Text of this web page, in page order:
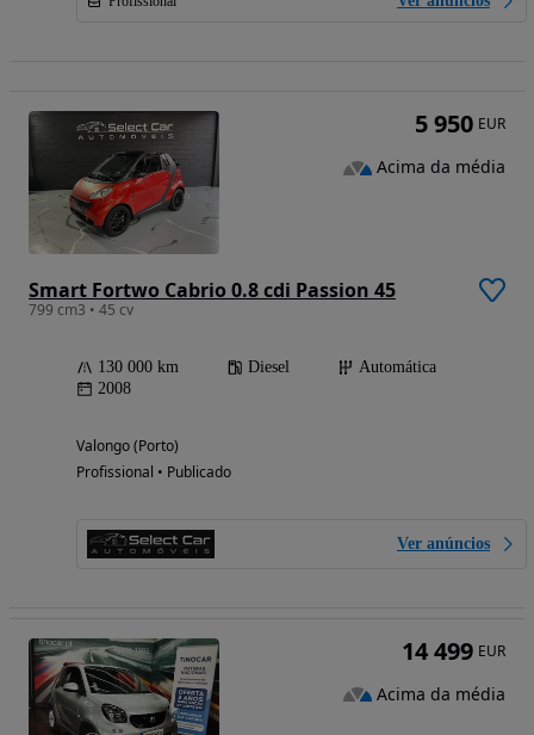
Smart Fortwo Cabrio 0.8 cdi Passion 45
799 cm3 • 45 cv
130 000 km Diesel
Automática
2008
Valongo (Porto)
Profissional • Publicado
Ver anúncios
5 950 EUR
Acima da média
14 499 EUR
Acima da média